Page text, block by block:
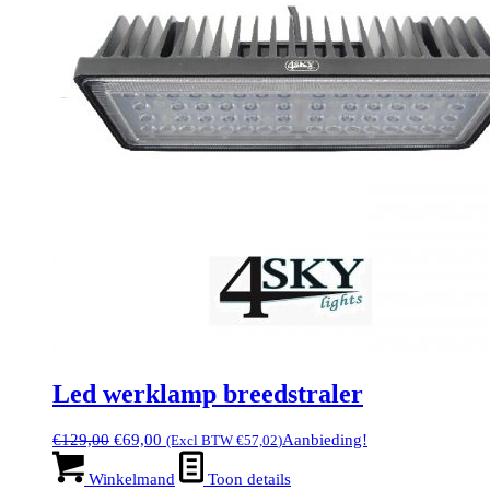
Led werklamp breedstraler
€129,00 Oorspronkelijke
was:
€69,00 Huidige
prijs
is:
(Excl BTW €57,02)Aanbieding!
Winkelmand Toon details